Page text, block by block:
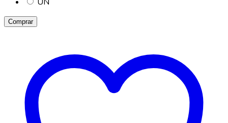
Comprar